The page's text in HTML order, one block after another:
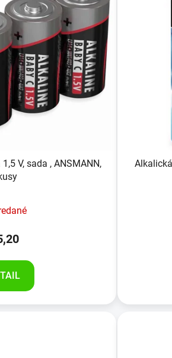
V, sada , ANSMANN,